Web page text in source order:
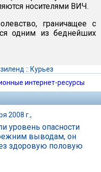
носителями ВИЧ.
граничащее с
одним из беднейших
:: Курьез
интернет-ресурсы
2008 г.,
уровень опасности
выводам, он
здоровую половую